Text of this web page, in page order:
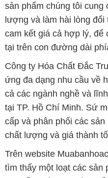
sản phẩm chúng tôi cung
lượng và làm hài lòng
cam kết giá cả hợp lý, để
tại trên con đường dài
Công ty Hóa Chất Đắc
ứng đa dạng nhu cầu về
cả các ngành nghề và
tại TP. Hồ Chí Minh. Sứ
cấp và phân phối các
chất lượng và giá thành
Trên website
tìm thấy một loạt các sản